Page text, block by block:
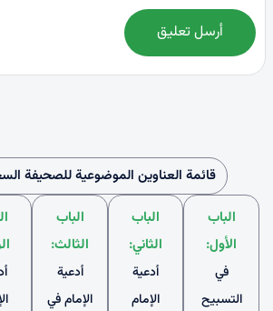
أرسل تعليق
قائمة العناوين الموضوعية للصحيفة
الباب
الأول:
في
التسبيح
الباب
الثاني:
أدعية
الإمام
الباب
الثالث:
أدعية
الإمام في